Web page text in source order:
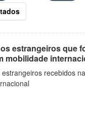
estrangeiros que
mobilidade
recebidos